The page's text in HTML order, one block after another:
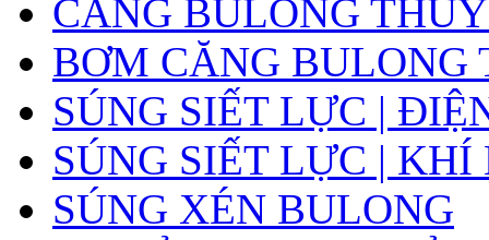
CĂNG BULONG
BƠM CĂNG BULONG
SÚNG SIẾT LỰC |
SÚNG SIẾT LỰC | KHÍ
SÚNG XÉN BULONG